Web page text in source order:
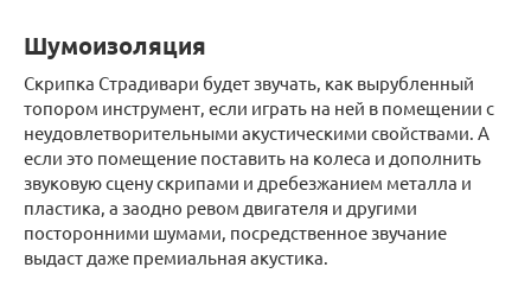
Шумоизоляция
Скрипка Страдивари будет звучать, как вырубленный
топором инструмент, если играть на ней в помещении с
неудовлетворительными акустическими свойствами. А
если это помещение поставить на колеса и дополнить
звуковую сцену скрипами и дребезжанием металла и
пластика, а заодно ревом двигателя и другими
посторонними шумами, посредственное звучание
выдаст даже премиальная акустика.